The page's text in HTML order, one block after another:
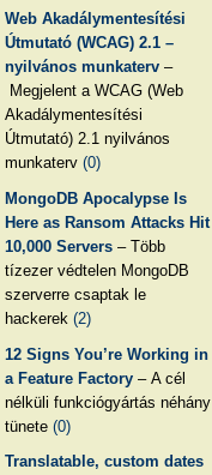
Web Akadálymentesítési
Útmutató (WCAG) 2.1 –
nyilvános munkaterv –
Megjelent a WCAG (Web
Akadálymentesítési
Útmutató) 2.1 nyilvános
munkaterv(0)
MongoDB Apocalypse Is
Here as Ransom Attacks Hit
10,000 Servers – Több
tízezer védtelen MongoDB
szerverre csaptak le
hackerek(2)
12 Signs You’re Working in
a Feature Factory – A cél
nélküli funkciógyártás néhány
tünete(0)
Translatable, custom dates